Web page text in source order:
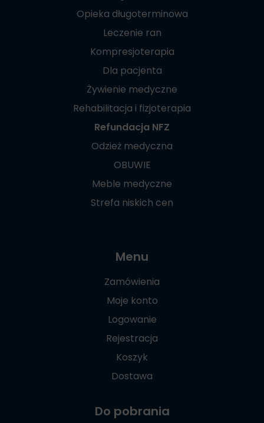
Opieka długoterminowa
Leczenie ran
Kompresjoterapia
Dla pacjenta
Żywienie medyczne
Rehabilitacja i fizjoterapia
Refundacja NFZ
Odzież medyczna
OBUWIE
Meble medyczne
Strefa niskich cen
Menu
Zamówienia
Moje konto
Logowanie
Rejestracja
Koszyk
Dostawa
Do pobrania